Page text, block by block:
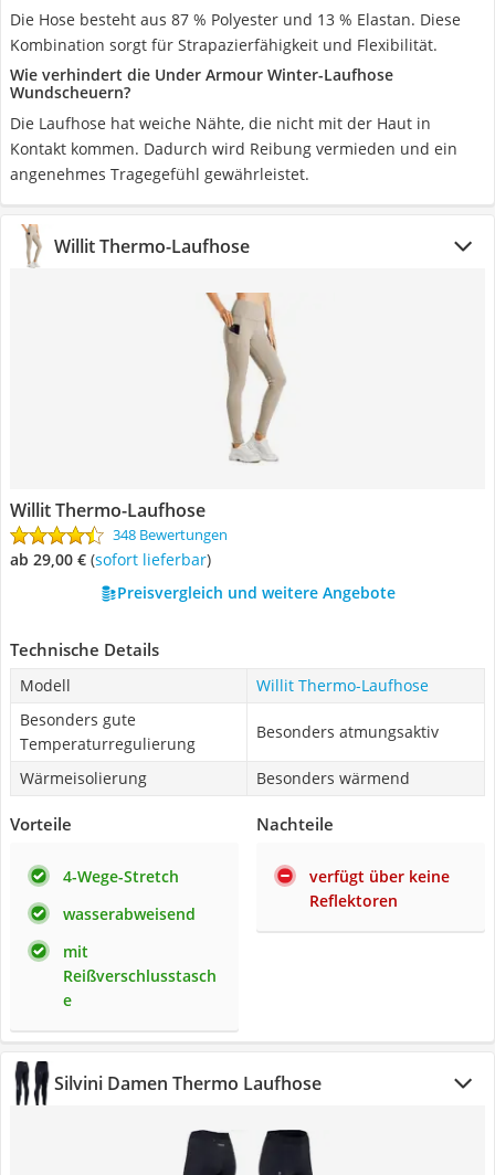
Die Hose besteht aus 87 % Polyester und 13 % Elastan. Diese
Kombination sorgt für Strapazierfähigkeit und Flexibilität.
Wie verhindert die Under Armour Winter-Laufhose
Wundscheuern?
Die Laufhose hat weiche Nähte, die nicht mit der Haut in
Kontakt kommen. Dadurch wird Reibung vermieden und ein
angenehmes Tragegefühl gewährleistet.
Willit Thermo-Laufhose
Willit Thermo-Laufhose
348 Bewertungen
ab 29,00 € ( Sofort lieferbar)
Preisvergleich und weitere Angebote
Technische Details
Modell
Willit Thermo-Laufhose
Besonders gute
Temperaturregulierung
Besonders atmungsaktiv
Wärmeisolierung Besonders wärmend
Vorteile
4-Wege-Stretch
wasserabweisend
mit
Reißverschlusstasch
e
Nachteile
verfügt über keine
Reflektoren
Silvini Damen Thermo Laufhose